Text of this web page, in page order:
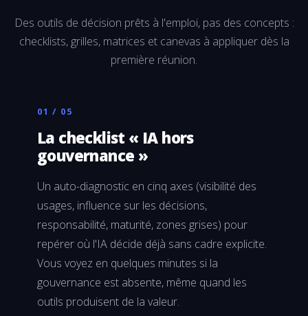
Des outils de décision prêts à l'emploi, pas des concepts :
checklists, grilles, matrices et canevas à appliquer dès la
première réunion.
01 / 05
La checklist « IA hors
gouvernance »
Un auto-diagnostic en cinq axes (visibilité des
usages, influence sur les décisions,
responsabilité, maturité, zones grises) pour
repérer où l'IA décide déjà sans cadre explicite.
Vous voyez en quelques minutes si la
gouvernance est absente, même quand les
outils produisent de la valeur.